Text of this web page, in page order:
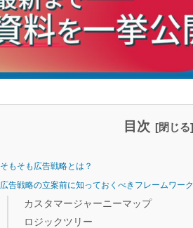
目次
そもそも広告戦略とは？
広告戦略の立案前に知っておくべきフレームワーク
カスタマージャーニーマップ
ロジックツリー